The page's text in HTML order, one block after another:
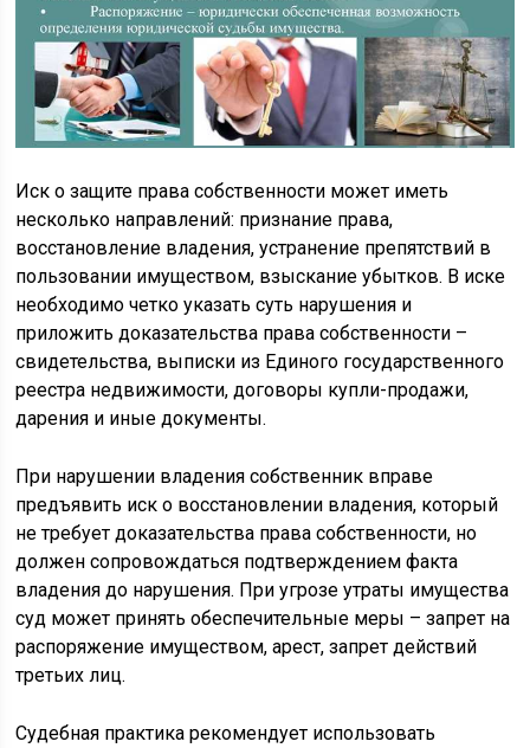
Иск о защите права собственности может иметь
несколько направлений: признание права,
восстановление владения, устранение препятствий в
пользовании имуществом, взыскание убытков. В иске
необходимо четко указать суть нарушения и
приложить доказательства права собственности –
свидетельства, выписки из Единого государственного
реестра недвижимости, договоры купли-продажи,
дарения и иные документы.
При нарушении владения собственник вправе
предъявить иск о восстановлении владения, который
не требует доказательства права собственности, но
должен сопровождаться подтверждением факта
владения до нарушения. При угрозе утраты имущества
суд может принять обеспечительные меры – запрет на
распоряжение имуществом, арест, запрет действий
третьих лиц.
Судебная практика рекомендует использовать